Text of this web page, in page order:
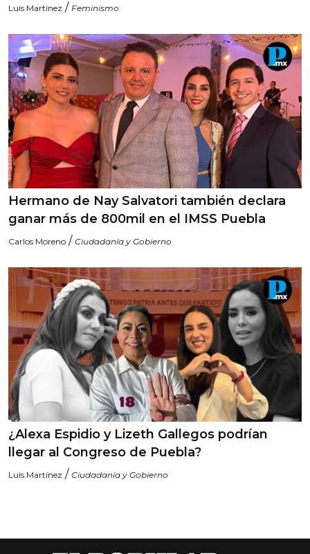
Luis Martínez / Feminismo
Hermano de Nay Salvatori también declara
ganar más de 800mil en el IMSS Puebla
Carlos Moreno / Ciudadanía y Gobierno
¿Alexa Espidio y Lizeth Gallegos podrían
llegar al Congreso de Puebla?
Luis Martínez / Ciudadanía y Gobierno